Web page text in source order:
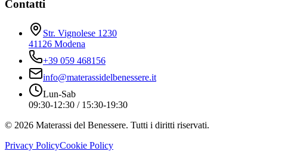
Contatti
Str. Vignolese 1230
41126 Modena
+39 059 468156
info@materassidelbenessere.it
Lun-Sab
09:30-12:30 / 15:30-19:30
© 2026 Materassi del Benessere. Tutti i diritti riservati.
Privacy PolicyCookie Policy